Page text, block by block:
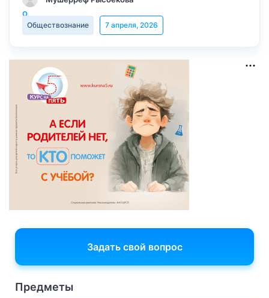
Обществознание 7 апреля, 2026
Задать свой вопрос
Предметы